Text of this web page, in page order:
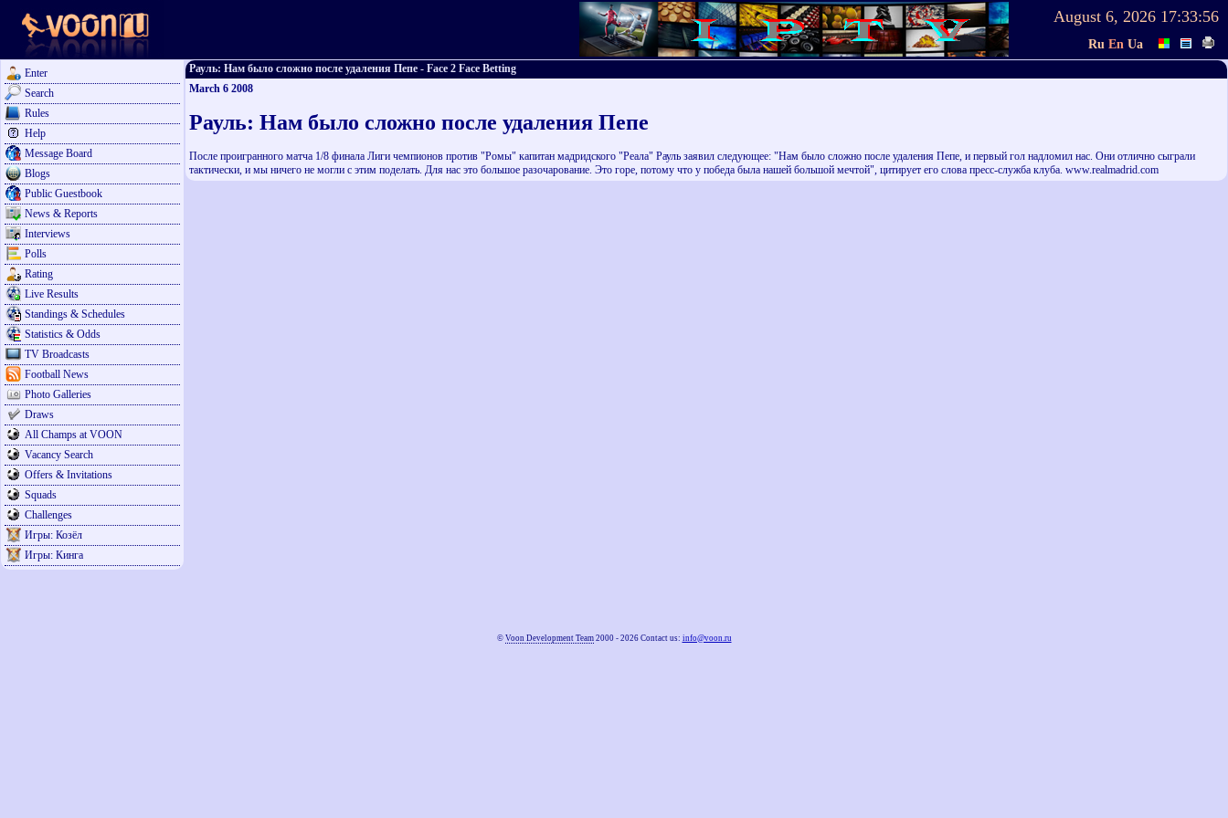
August 6, 2026 17:33:56
Ru En Ua
Enter
Search
Rules
Help
Message Board
Blogs
Public Guestbook
News & Reports
Interviews
Polls
Rating
Live Results
Standings & Schedules
Statistics & Odds
TV Broadcasts
Football News
Photo Galleries
Draws
All Champs at VOON
Vacancy Search
Offers & Invitations
Squads
Challenges
Игры: Козёл
Игры: Кинга
Рауль: Нам было сложно после удаления Пепе - Face 2 Face Betting
March 6 2008
Рауль: Нам было сложно после удаления Пепе
После проигранного матча 1/8 финала Лиги чемпионов против "Ромы" капитан мадридского "Реала" Рауль заявил следующее: "Нам было сложно после удаления Пепе, и первый гол надломил нас. Они отлично сыграли
тактически, и мы ничего не могли с этим поделать. Для нас это большое разочарование. Это горе, потому что у победа была нашей большой мечтой", цитирует его слова пресс-служба клуба. www.realmadrid.com
© Voon Development Team2000 - 2026 Contact us: info@voon.ru